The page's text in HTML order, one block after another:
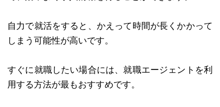
自力で就活をすると、かえって時間が長くかかって
しまう可能性が高いです。
すぐに就職したい場合には、就職エージェントを利
用する方法が最もおすすめです。